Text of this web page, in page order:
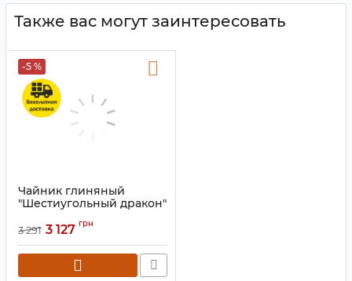
Также вас могут заинтересовать
-5 %
Чайник глиняный
"Шестиугольный дракон"
Артикул: 9200372
3 291 3 127 грн